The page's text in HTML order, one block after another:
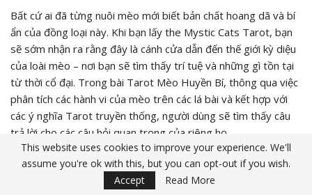
Bất cứ ai đã từng nuôi mèo mới biết bản chất hoang dã và bí
ẩn của đồng loại này. Khi bạn lấy the Mystic Cats Tarot, bạn
sẽ sớm nhận ra rằng đây là cánh cửa dẫn đến thế giới kỳ diệu
của loài mèo – nơi bạn sẽ tìm thấy trí tuệ và những gì tồn tại
từ thời cổ đại. Trong bài Tarot Mèo Huyền Bí, thông qua việc
phân tích các hành vi của mèo trên các lá bài và kết hợp với
các ý nghĩa Tarot truyền thống, người dùng sẽ tìm thấy câu
trả lời cho các câu hỏi quan trọng của riêng họ.
29. Bộ bài Fantastical Creatures
This website uses cookies to improve your experience. We'll
assume you're ok with this, but you can opt-out if you wish.
Accept
Read More